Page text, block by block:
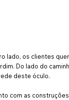
os clientes
Do lado do
deste óculo.
com as